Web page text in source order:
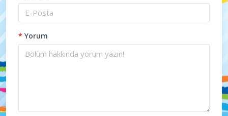
* Yorum